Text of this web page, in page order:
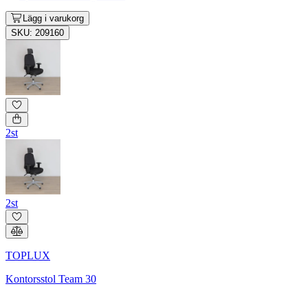
Lägg i varukorg
SKU: 209160
2st
2st
TOPLUX
Kontorsstol Team 30